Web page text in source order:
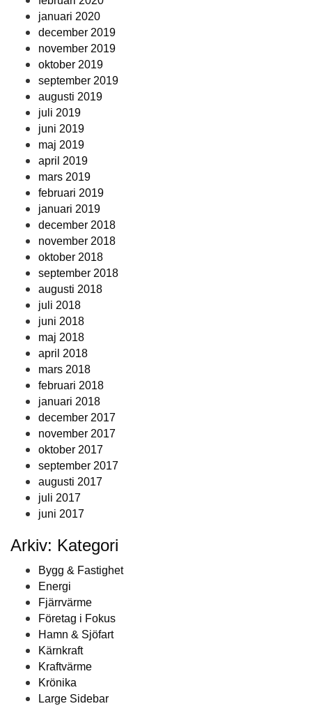
januari 2020
december 2019
november 2019
oktober 2019
september 2019
augusti 2019
juli 2019
juni 2019
maj 2019
april 2019
mars 2019
februari 2019
januari 2019
december 2018
november 2018
oktober 2018
september 2018
augusti 2018
juli 2018
juni 2018
maj 2018
april 2018
mars 2018
februari 2018
januari 2018
december 2017
november 2017
oktober 2017
september 2017
augusti 2017
juli 2017
juni 2017
Arkiv: Kategori
Bygg & Fastighet
Energi
Fjärrvärme
Företag i Fokus
Hamn & Sjöfart
Kärnkraft
Kraftvärme
Krönika
Large Sidebar